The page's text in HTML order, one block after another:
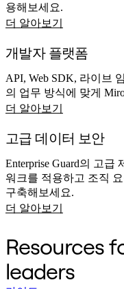
용해보세요.
더 알아보기
개발자 플랫폼
API, Web SDK, 라이브
의 업무 방식에 맞게
더 알아보기
고급 데이터 보안
Enterprise Guard의 고
워크를 적용하고 조직
구축해보세요.
더 알아보기
Resources
leaders